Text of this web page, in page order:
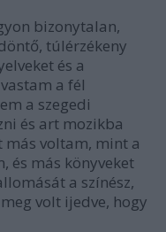
bizonytalan,
túlérzékeny
és a
a fél
a szegedi
és art mozikba
más voltam, mint a
és más könyveket
a színész,
volt ijedve, hogy